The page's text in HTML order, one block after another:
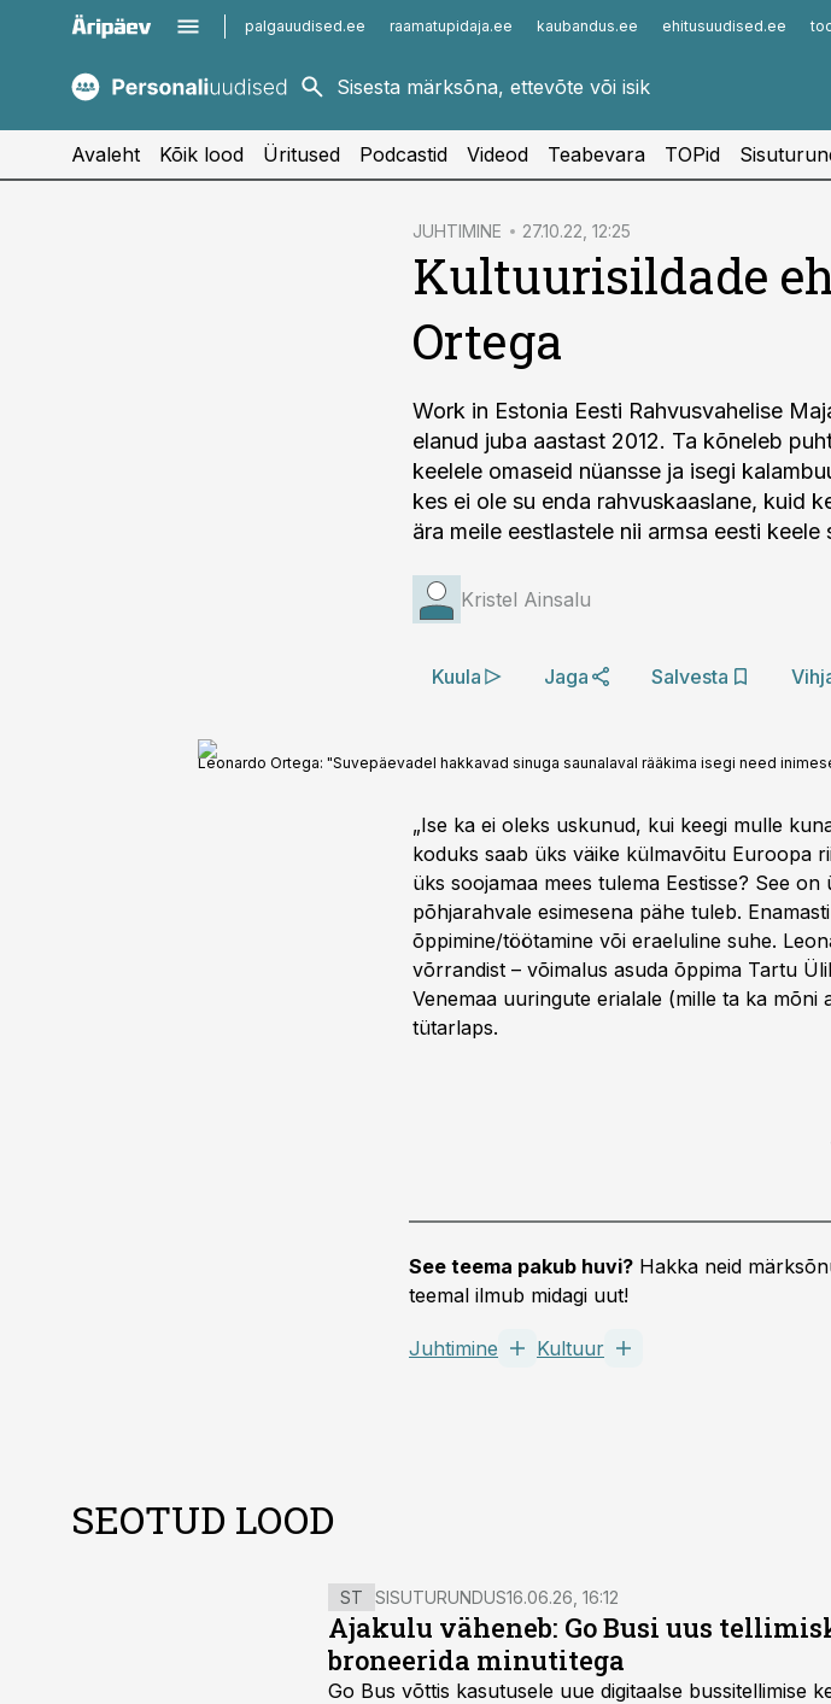
palgauudised.ee raamatupidaja.ee kaubandus.ee ehitusuudised.ee
kaubandus.ee
kinnisvarauudised.ee
imelineajalugu.ee
Infopank
Avaleht Kõik lood Üritused Podcastid Videod Teabevara TOPid
JUHTIMINE 27.10.22, 12:25
Kultuurisildade
Ortega
Work in Estonia Eesti Rahvusvahelise
elanud juba aastast 2012. Ta kõneleb
keelele omaseid nüansse ja isegi
kes ei ole su enda rahvuskaaslane, kuid
ära meile eestlastele nii armsa eesti
Kristel Ainsalu
Kuula Jaga Salvesta
Leonardo Ortega: "Suvepäevadel hakkavad sinuga saunalaval rääkima isegi need
„Ise ka ei oleks uskunud, kui keegi mulle
koduks saab üks väike külmavõitu Euroopa
üks soojamaa mees tulema Eestisse? See
põhjarahvale esimesena pähe tuleb.
õppimine/töötamine või eraeluline suhe.
võrrandist – võimalus asuda õppima Tartu
Venemaa uuringute erialale (mille ta ka mõni
tütarlaps.
See teema pakub huvi? Hakka neid
teemal ilmub midagi uut!
Juhtimine Kultuur
SEOTUD LOOD
ST SISUTURUNDUS16.06.26, 16:12
Ajakulu väheneb: Go Busi uus
broneerida minutitega
Go Bus võttis kasutusele uue digitaalse bussitellimise